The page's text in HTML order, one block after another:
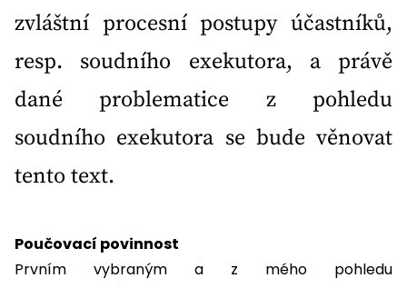
zvláštní procesní postupy účastníků,
resp. soudního exekutora, a právě
dané problematice z pohledu
soudního exekutora se bude věnovat
tento text.
Poučovací povinnost
Prvním vybraným a z mého pohledu